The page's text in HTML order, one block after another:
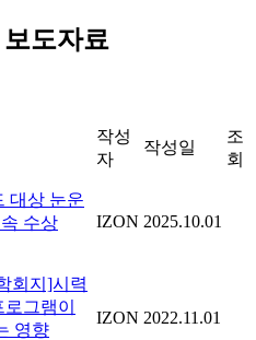
도자료
작성
자
작성일
조
회
대상 눈운
수상
IZON 2025.10.01
회지]시력
그램이
영향
IZON 2022.11.01